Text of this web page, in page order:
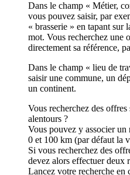
Dans le champ « Métier,
vous pouvez saisir, par
« brasserie » en tapant sur
mot. Vous recherchez une
directement sa référence,
Dans le champ « lieu de
saisir une commune, un
un continent.
Vous recherchez des
alentours ?
Vous pouvez y associer
0 et 100 km (par défaut la
Si vous recherchez des
devez alors effectuer deux
Lancez votre recherche en